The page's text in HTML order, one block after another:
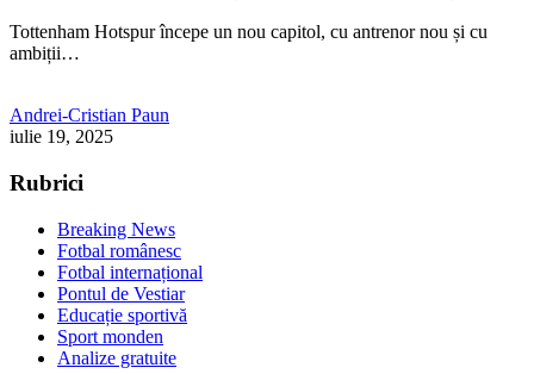
Tottenham Hotspur începe un nou capitol, cu antrenor nou și cu
ambiții…
Andrei-Cristian Paun
iulie 19, 2025
Rubrici
Breaking News
Fotbal românesc
Fotbal internațional
Pontul de Vestiar
Educație sportivă
Sport monden
Analize gratuite